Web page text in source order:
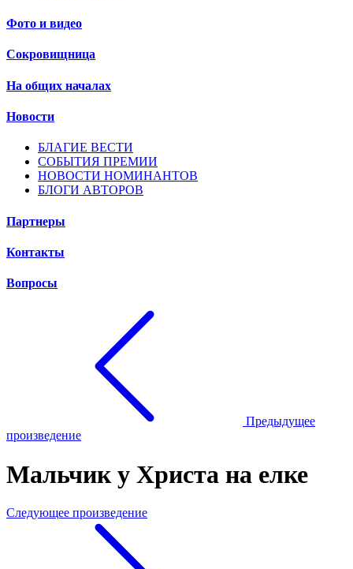
Фото и видео
Сокровищница
На общих началах
Новости
БЛАГИЕ ВЕСТИ
СОБЫТИЯ ПРЕМИИ
НОВОСТИ НОМИНАНТОВ
БЛОГИ АВТОРОВ
Партнеры
Контакты
Вопросы
Предыдущее
произведение
Мальчик у Христа на елке
Следующее произведение